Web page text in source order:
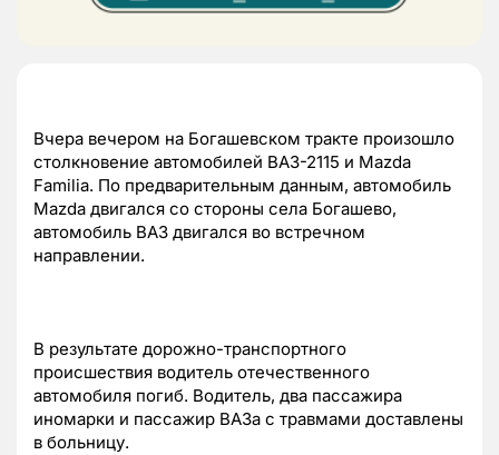
Вчера вечером на Богашевском тракте произошло
столкновение автомобилей ВАЗ-2115 и Mazda
Familia. По предварительным данным, автомобиль
Mazda двигался со стороны села Богашево,
автомобиль ВАЗ двигался во встречном
направлении.
В результате дорожно-транспортного
происшествия водитель отечественного
автомобиля погиб. Водитель, два пассажира
иномарки и пассажир ВАЗа с травмами доставлены
в больницу.